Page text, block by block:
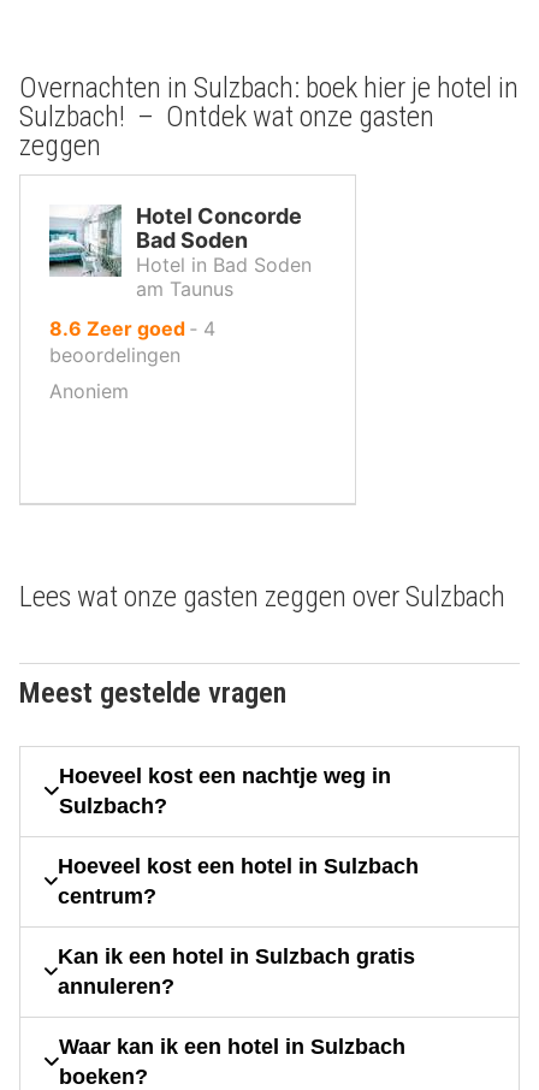
Overnachten in Sulzbach: boek hier je hotel in
Sulzbach! – Ontdek wat onze gasten
zeggen
Hotel Concorde
Bad Soden
Hotel in Bad Soden
am Taunus
8.6 uit
10
Zeer goed ‐ 4
beoordelingen
Anoniem
Lees wat onze gasten zeggen over Sulzbach
Meest gestelde vragen
Hoeveel kost een nachtje weg in
Sulzbach?
Hoeveel kost een hotel in Sulzbach
centrum?
Kan ik een hotel in Sulzbach gratis
annuleren?
Waar kan ik een hotel in Sulzbach
boeken?